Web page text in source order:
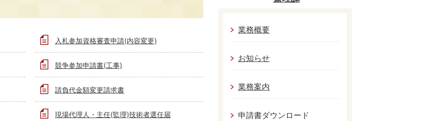
入札参加資格審査申請(内容変更)
競争参加申請書(工事)
請負代金額変更請求書
現場代理人・主任(監理)技術者選任届
業務概要
お知らせ
業務案内
申請書ダウンロード